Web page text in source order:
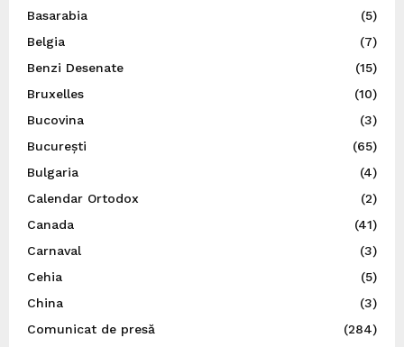
Basarabia
(5)
Belgia
(7)
Benzi Desenate
(15)
Bruxelles
(10)
Bucovina
(3)
București
(65)
Bulgaria
(4)
Calendar Ortodox
(2)
Canada
(41)
Carnaval
(3)
Cehia
(5)
China
(3)
Comunicat de presă
(284)